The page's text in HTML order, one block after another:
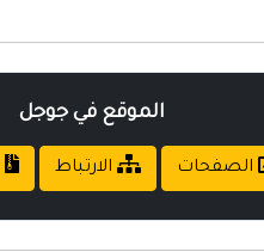
الموقع في جوجل
الصفحات الارتباط